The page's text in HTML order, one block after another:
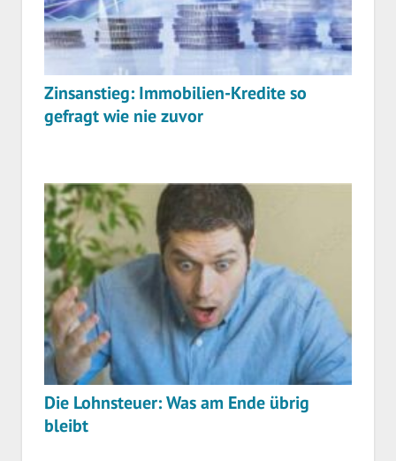
Zinsanstieg: Immobilien-Kredite so
gefragt wie nie zuvor
Die Lohnsteuer: Was am Ende übrig
bleibt